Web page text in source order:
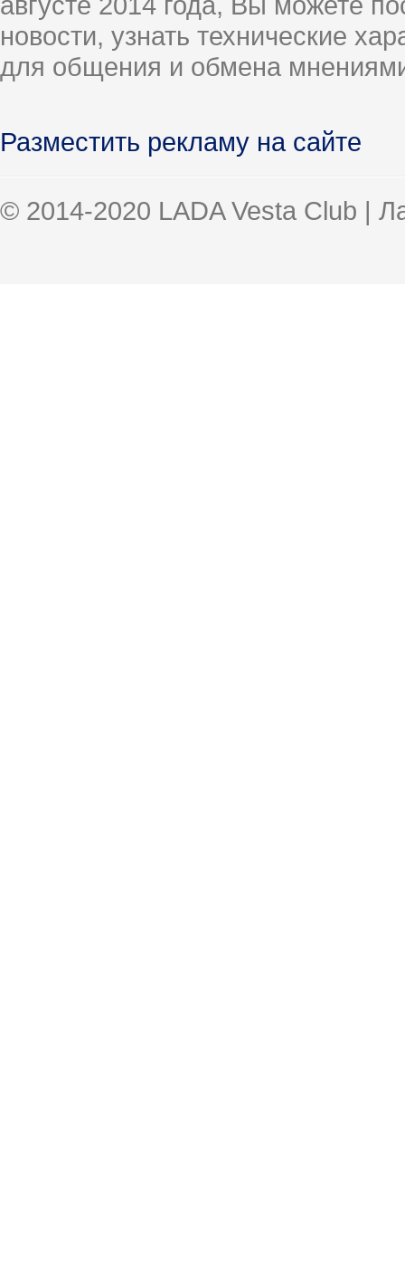
новости, узнать технические
для общения и обмена
Разместить рекламу на сайте
© 2014-2020 LADA Vesta Club |